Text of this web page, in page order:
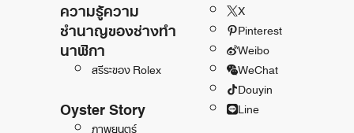
ความรู้ความ
ชำนาญของช่างทำ
นาฬิกา
สรีระของ Rolex
Oyster Story
ภาพยนตร์
X
Pinterest
Weibo
WeChat
Douyin
Line